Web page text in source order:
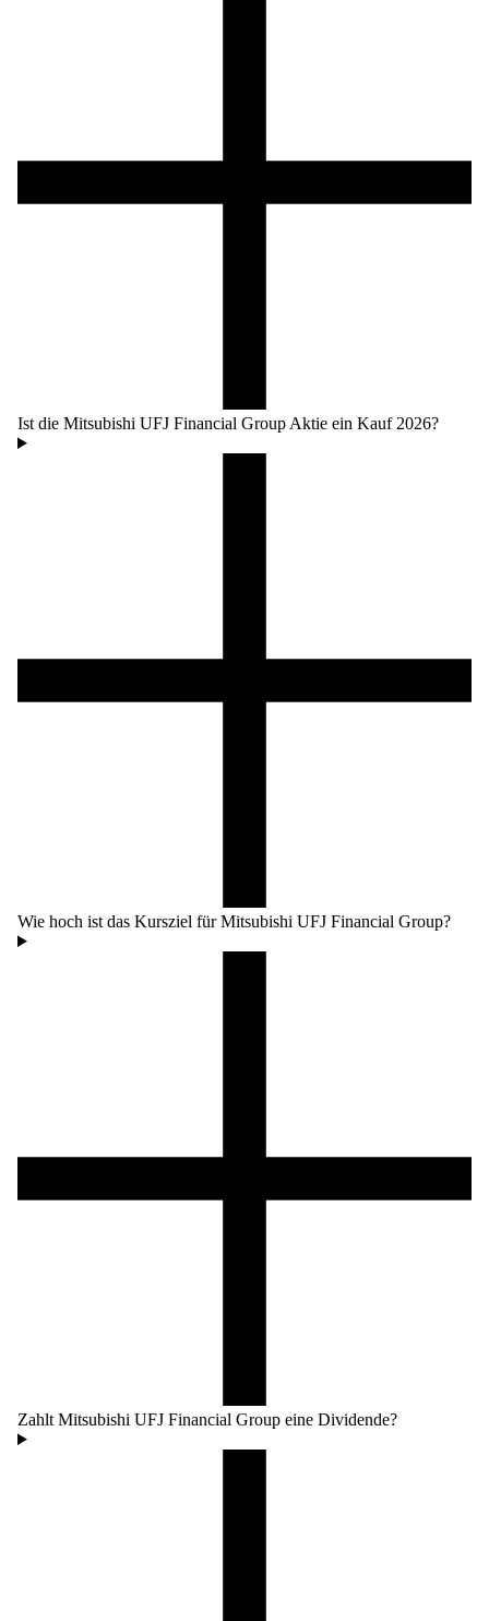
Ist die Mitsubishi UFJ Financial Group Aktie ein Kauf 2026?
Wie hoch ist das Kursziel für Mitsubishi UFJ Financial Group?
Zahlt Mitsubishi UFJ Financial Group eine Dividende?